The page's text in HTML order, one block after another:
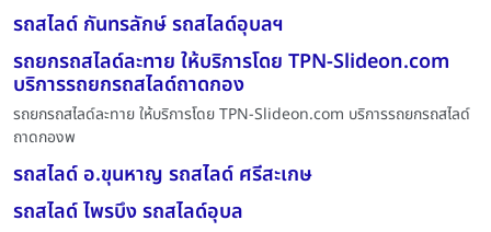
รถสไลด์ กันทรลักษ์ รถสไลด์อุบลฯ
รถยกรถสไลด์ละทาย ให้บริการโดย TPN-Slideon.com
บริการรถยกรถสไลด์ถาดกอง
รถยกรถสไลด์ละทาย ให้บริการโดย TPN-Slideon.com บริการรถยกรถสไลด์
ถาดกองพ
รถสไลด์ อ.ขุนหาญ รถสไลด์ ศรีสะเกษ
รถสไลด์ ไพรบึง รถสไลด์อุบล